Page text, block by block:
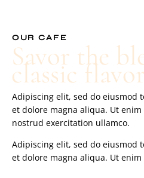
OUR CAFE
Savor the
classic
Adipiscing elit, sed do eiusmod
et dolore magna aliqua. Ut
nostrud exercitation ullamco.
Adipiscing elit, sed do eiusmod
et dolore magna aliqua. Ut